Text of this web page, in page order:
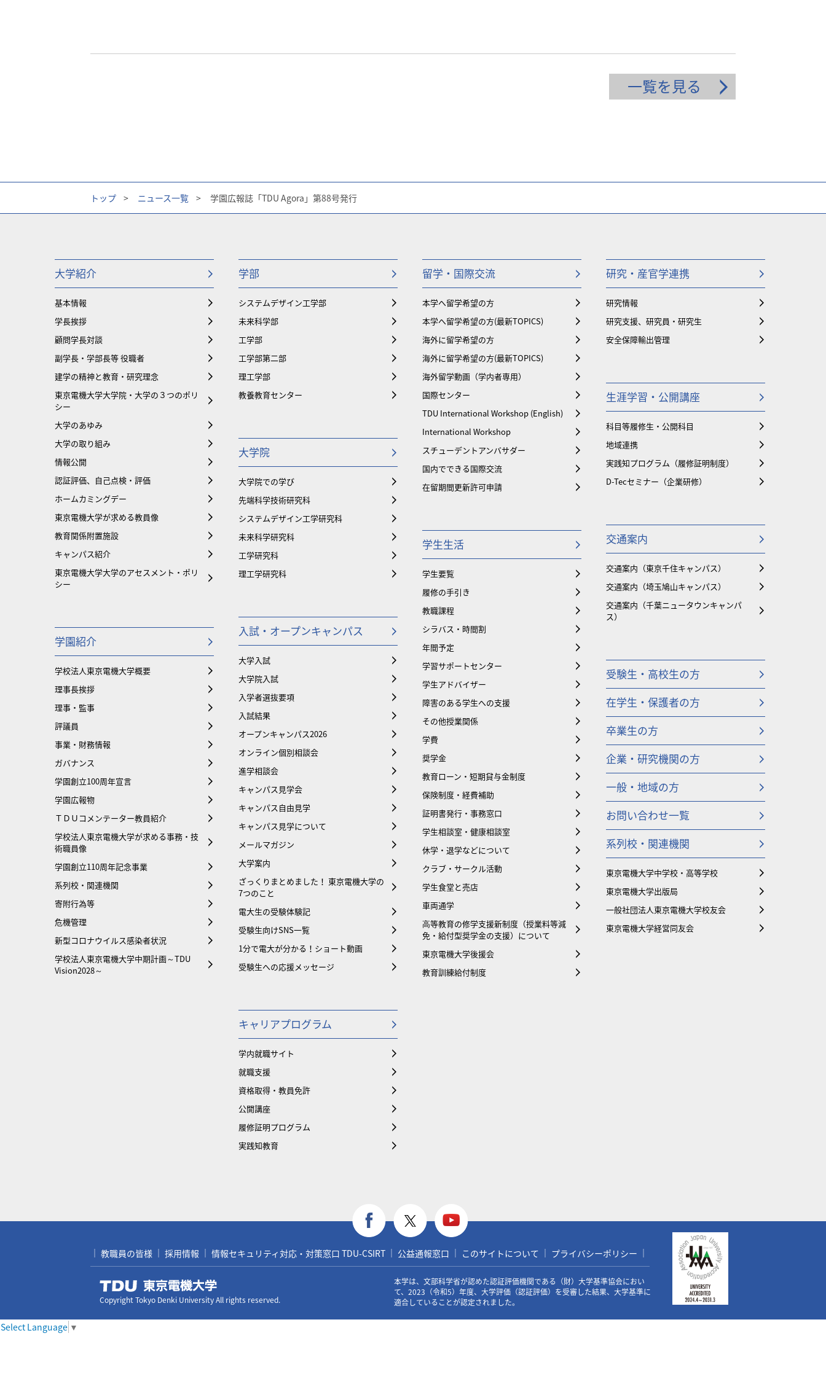
一覧を見る
トップ > ニュース一覧 > 学園広報誌「TDU Agora」第88号発行
大学紹介
基本情報
学長挨拶
顧問学長対談
副学長・学部長等 役職者
建学の精神と教育・研究理念
東京電機大学大学院・大学の３つのポリ
シー
大学のあゆみ
大学の取り組み
情報公開
認証評価、自己点検・評価
ホームカミングデー
東京電機大学が求める教員像
教育関係附置施設
キャンパス紹介
東京電機大学大学のアセスメント・ポリ
シー
学園紹介
学校法人東京電機大学概要
理事長挨拶
理事・監事
評議員
事業・財務情報
ガバナンス
学園創立100周年宣言
学園広報物
ＴＤＵコメンテーター教員紹介
学校法人東京電機大学が求める事務・技
術職員像
学園創立110周年記念事業
系列校・関連機関
寄附行為等
危機管理
新型コロナウイルス感染者状況
学校法人東京電機大学中期計画～TDU
Vision2028～
学部
システムデザイン工学部
未来科学部
工学部
工学部第二部
理工学部
教養教育センター
大学院
大学院での学び
先端科学技術研究科
システムデザイン工学研究科
未来科学研究科
工学研究科
理工学研究科
入試・オープンキャンパス
大学入試
大学院入試
入学者選抜要項
入試結果
オープンキャンパス2026
オンライン個別相談会
進学相談会
キャンパス見学会
キャンパス自由見学
キャンパス見学について
メールマガジン
大学案内
ざっくりまとめました！ 東京電機大学の
7つのこと
電大生の受験体験記
受験生向けSNS一覧
1分で電大が分かる！ショート動画
受験生への応援メッセージ
キャリアプログラム
学内就職サイト
就職支援
資格取得・教員免許
公開講座
履修証明プログラム
実践知教育
留学・国際交流
本学へ留学希望の方
本学へ留学希望の方(最新TOPICS)
海外に留学希望の方
海外に留学希望の方(最新TOPICS)
海外留学動画（学内者専用）
国際センター
TDU International Workshop (English)
International Workshop
スチューデントアンバサダー
国内でできる国際交流
在留期間更新許可申請
学生生活
学生要覧
履修の手引き
教職課程
シラバス・時間割
年間予定
学習サポートセンター
学生アドバイザー
障害のある学生への支援
その他授業関係
学費
奨学金
教育ローン・短期貸与金制度
保険制度・経費補助
証明書発行・事務窓口
学生相談室・健康相談室
休学・退学などについて
クラブ・サークル活動
学生食堂と売店
車両通学
⾼等教育の修学支援新制度（授業料等減
免・給付型奨学金の支援）について
東京電機大学後援会
教育訓練給付制度
研究・産官学連携
研究情報
研究支援、研究員・研究生
安全保障輸出管理
生涯学習・公開講座
科目等履修生・公開科目
地域連携
実践知プログラム（履修証明制度）
D-Tecセミナー（企業研修）
交通案内
交通案内（東京千住キャンパス）
交通案内（埼玉鳩山キャンパス）
交通案内（千葉ニュータウンキャンパ
ス）
受験生・高校生の方
在学生・保護者の方
卒業生の方
企業・研究機関の方
一般・地域の方
お問い合わせ一覧
系列校・関連機関
東京電機大学中学校・高等学校
東京電機大学出版局
一般社団法人東京電機大学校友会
東京電機大学経営同友会
教職員の皆様 採用情報 情報セキュリティ対応・対策窓口 TDU-CSIRT 公益通報窓口 このサイトについて プライバシーポリシー
本学は、文部科学省が認めた認証評価機関である（財）大学基準協会におい
て、2023（令和5）年度、大学評価（認証評価）を受審した結果、大学基準に
適合していることが認定されました。
Copyright Tokyo Denki University All rights reserved.
Select Language ▼